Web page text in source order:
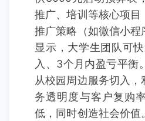
推广、培训等核心项
推广策略（如微信小程
显示，大学生团队可
入、3个月内盈亏平衡
从校园周边服务切入
务透明度与客户复购
低，同时创造社会价值